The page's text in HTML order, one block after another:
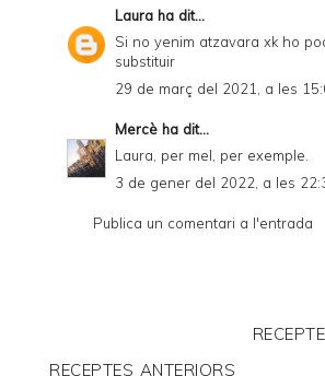
i
e
n
d
y
P
Laura ha dit...
Si no yenim atzavara xk ho
substituir
29 de març del 2021, a les
Mercè ha dit...
Laura, per mel, per exemple.
3 de gener del 2022, a les
Publica un comentari a l'entrada
RECEPTES ANTERIORS